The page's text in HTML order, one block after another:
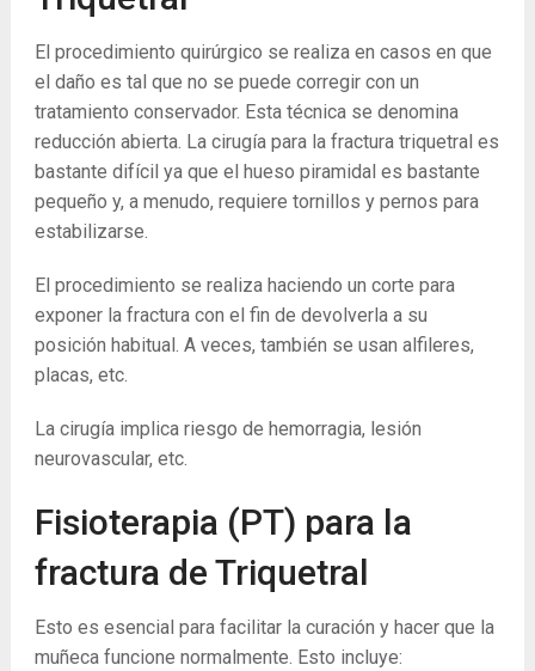
El procedimiento quirúrgico se realiza en casos en que
el daño es tal que no se puede corregir con un
tratamiento conservador. Esta técnica se denomina
reducción abierta. La cirugía para la fractura triquetral es
bastante difícil ya que el hueso piramidal es bastante
pequeño y, a menudo, requiere tornillos y pernos para
estabilizarse.
El procedimiento se realiza haciendo un corte para
exponer la fractura con el fin de devolverla a su
posición habitual. A veces, también se usan alfileres,
placas, etc.
La cirugía implica riesgo de hemorragia, lesión
neurovascular, etc.
Fisioterapia (PT) para la
fractura de Triquetral
Esto es esencial para facilitar la curación y hacer que la
muñeca funcione normalmente. Esto incluye: